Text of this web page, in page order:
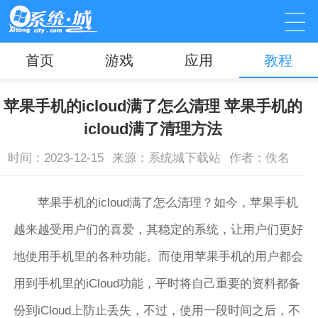
首页 游戏 应用 教程
苹果手机的icloud满了怎么清理 苹果手机的
icloud满了清理方法
时间：2023-12-15 来源：系统城下载站 作者：佚名
苹果手机的icloud满了怎么清理？如今，苹果手机
越来越受用户们的喜爱，其稳定的系统，让用户们更好
地使用手机里的各种功能。而使用苹果手机的用户都会
用到手机里的iCloud功能，平时将自己重要的资料都备
份到iCloud上防止丢失，不过，使用一段时间之后，不